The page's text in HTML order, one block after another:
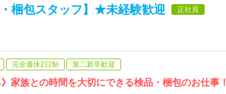
梱包スタッフ】★未経験歓迎 正社員
完全週休2日制 第二新卒歓迎
家族との時間を大切にできる検品・梱包のお仕事！